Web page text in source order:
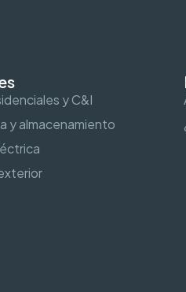
y C&I
y almacenamiento